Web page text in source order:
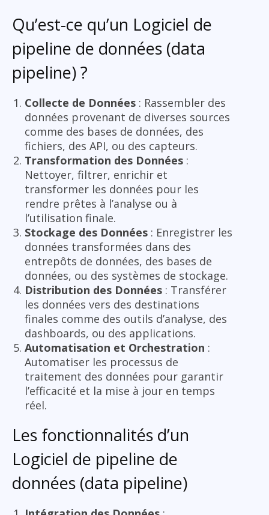
Qu’est-ce qu’un Logiciel de
pipeline de données (data
pipeline) ?
Collecte de Données : Rassembler des
données provenant de diverses sources
comme des bases de données, des
fichiers, des API, ou des capteurs.
Transformation des Données :
Nettoyer, filtrer, enrichir et
transformer les données pour les
rendre prêtes à l’analyse ou à
l’utilisation finale.
Stockage des Données : Enregistrer les
données transformées dans des
entrepôts de données, des bases de
données, ou des systèmes de stockage.
Distribution des Données : Transférer
les données vers des destinations
finales comme des outils d’analyse, des
dashboards, ou des applications.
Automatisation et Orchestration :
Automatiser les processus de
traitement des données pour garantir
l’efficacité et la mise à jour en temps
réel.
Les fonctionnalités d’un
Logiciel de pipeline de
données (data pipeline)